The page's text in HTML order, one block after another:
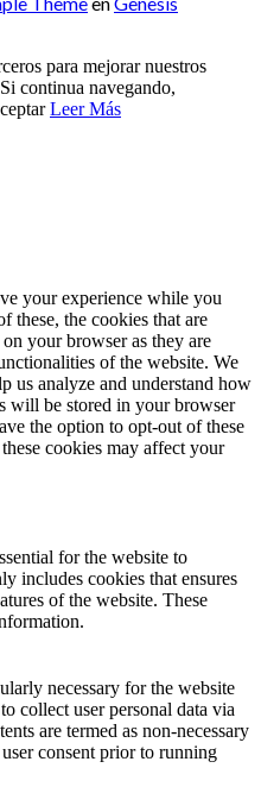
para mejorar nuestros
continua navegando,
Leer Más
your experience while you
these, the cookies that are
your browser as they are
of the website. We
us analyze and understand how
will be stored in your browser
the option to opt-out of these
cookies may affect your
for the website to
includes cookies that ensures
of the website. These
necessary for the website
collect user personal data via
are termed as non-necessary
consent prior to running